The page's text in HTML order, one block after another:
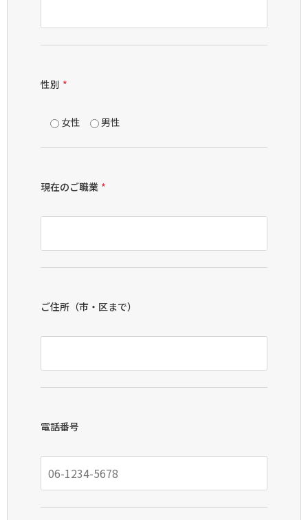
性別 *
女性 男性
現在のご職業 *
ご住所（市・区まで）
電話番号